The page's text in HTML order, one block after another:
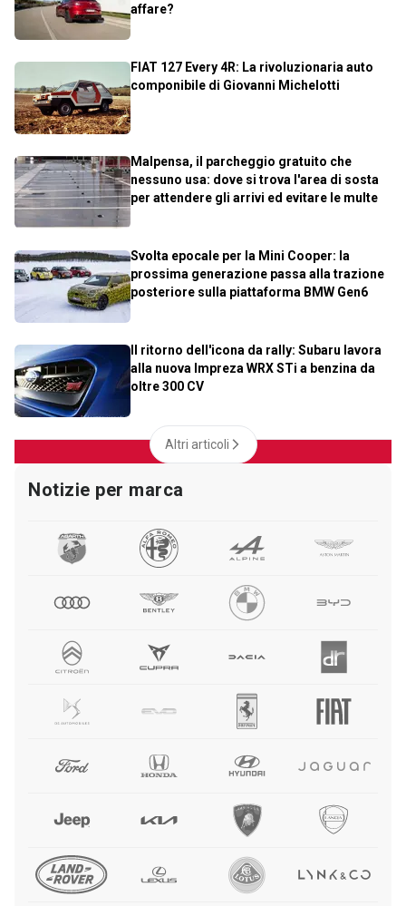
affare?
FIAT 127 Every 4R: La rivoluzionaria auto
componibile di Giovanni Michelotti
Malpensa, il parcheggio gratuito che
nessuno usa: dove si trova l'area di sosta
per attendere gli arrivi ed evitare le multe
Svolta epocale per la Mini Cooper: la
prossima generazione passa alla trazione
posteriore sulla piattaforma BMW Gen6
Il ritorno dell'icona da rally: Subaru lavora
alla nuova Impreza WRX STi a benzina da
oltre 300 CV
Altri articoli
Notizie per marca